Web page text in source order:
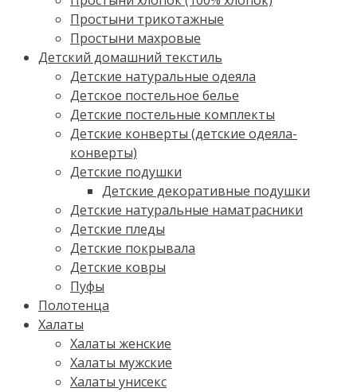
Простыни трикотажные
Простыни махровые
Детский домашний текстиль
Детские натуральные одеяла
Детское постельное белье
Детские постельные комплекты
Детские конверты (детские одеяла-
конверты)
Детские подушки
Детские декоративные подушки
Детские натуральные наматрасники
Детские пледы
Детские покрывала
Детские ковры
Пуфы
Полотенца
Халаты
Халаты женские
Халаты мужские
Халаты унисекс